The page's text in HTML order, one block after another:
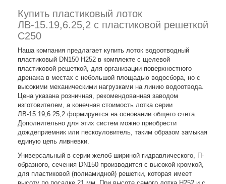
Купить пластиковый лоток
ЛВ-15.19,6.25,2 с пластиковой решеткой
C250
Наша компания предлагает купить лоток водоотводный
пластиковый DN150 H252 в комплекте с щелевой
пластиковой решеткой, для организации поверхностного
дренажа в местах с небольшой площадью водосбора, но с
высокими механическими нагрузками на линию водоотвода.
Цена указана розничная, рекомендованная заводом
изготовителем, а конечная стоимость лотка серии
ЛВ-15.19,6.25,2 формируется на основании общего счета.
Дополнительно для этих систем можно приобрести
дождеприемник или пескоуловитель, таким образом замыкая
единую цепь ливневки.
Универсальный в серии желоб шириной гидравлического, П-
образного, сечения DN150 производится с высокой кромкой,
для пластиковой (полиамидной) решетки, которая имеет